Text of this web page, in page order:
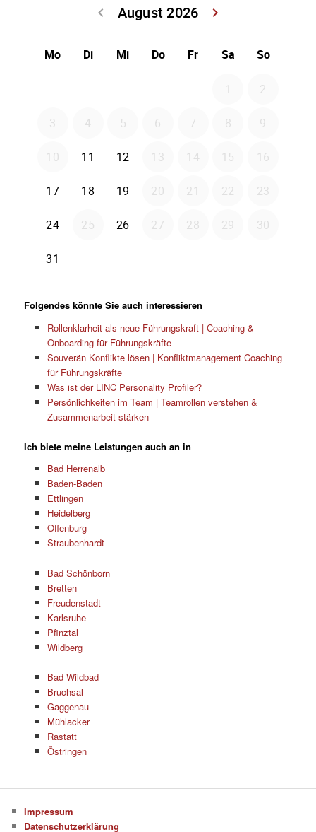
Folgendes könnte Sie auch interessieren
Rollenklarheit als neue Führungskraft | Coaching &
Onboarding für Führungskräfte
Souverän Konflikte lösen | Konfliktmanagement Coaching
für Führungskräfte
Was ist der LINC Personality Profiler?
Persönlichkeiten im Team | Teamrollen verstehen &
Zusammenarbeit stärken
Ich biete meine Leistungen auch an in
Bad Herrenalb
Baden-Baden
Ettlingen
Heidelberg
Offenburg
Straubenhardt
Bad Schönborn
Bretten
Freudenstadt
Karlsruhe
Pfinztal
Wildberg
Bad Wildbad
Bruchsal
Gaggenau
Mühlacker
Rastatt
Östringen
Impressum
Datenschutzerklärung